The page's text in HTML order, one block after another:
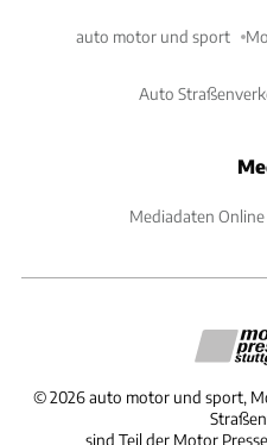
auto motor und sport
Auto
Mediadaten Online
©2026 auto motor und sport,
sind Teil der Motor